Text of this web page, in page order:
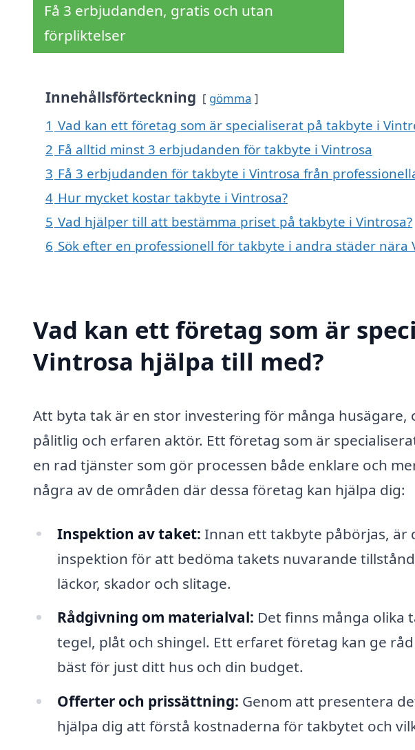
Få 3 erbjudanden, gratis och utan
förpliktelser
Innehållsförteckning gömma
1 Vad kan ett företag som är specialiserat på takbyte i
2 Få alltid minst 3 erbjudanden för takbyte i Vintrosa
3 Få 3 erbjudanden för takbyte i Vintrosa från
4 Hur mycket kostar takbyte i Vintrosa?
5 Vad hjälper till att bestämma priset på takbyte i Vintrosa?
6 Sök efter en professionell för takbyte i andra städer nära
Vad kan ett företag som är
Vintrosa hjälpa till med?
Att byta tak är en stor investering för många
pålitlig och erfaren aktör. Ett företag som är
en rad tjänster som gör processen både enklare och
några av de områden där dessa företag kan hjälpa dig:
Inspektion av taket: Innan ett takbyte påbörjas,
inspektion för att bedöma takets nuvarande
läckor, skador och slitage.
Rådgivning om materialval: Det finns många olika
tegel, plåt och shingel. Ett erfaret företag kan ge
bäst för just ditt hus och din budget.
Offerter och prissättning: Genom att presentera
hjälpa dig att förstå kostnaderna för takbytet och